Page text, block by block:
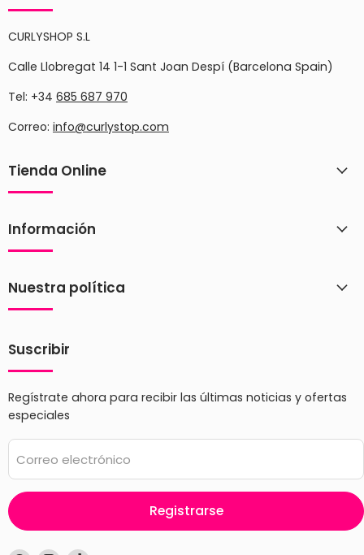
CURLYSHOP S.L
Calle Llobregat 14 1-1 Sant Joan Despí (Barcelona Spain)
Tel: +34 685 687 970
Correo: info@curlystop.com
Tienda Online
Información
Nuestra política
Suscribir
Regístrate ahora para recibir las últimas noticias y ofertas
especiales
Correo electrónico
Registrarse